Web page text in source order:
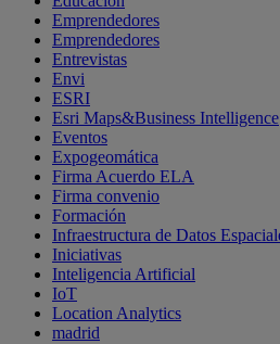
Emprendedores
Emprendedores
Entrevistas
Envi
ESRI
Esri Maps&Business Intelligence
Eventos
Expogeomática
Firma Acuerdo ELA
Firma convenio
Formación
Infraestructura de Datos
Iniciativas
Inteligencia Artificial
IoT
Location Analytics
madrid